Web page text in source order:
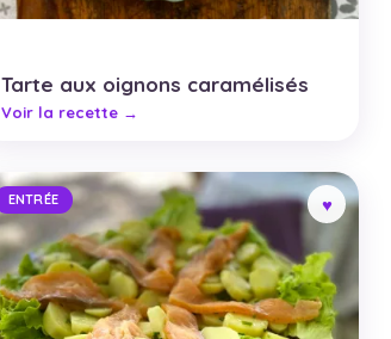
Tarte aux oignons caramélisés
ENTRÉE